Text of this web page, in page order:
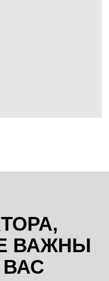
ВАЖНЫ